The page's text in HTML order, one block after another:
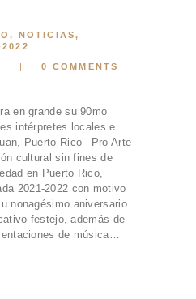
, NOTICIAS,
0 COMMENTS
en grande su 90mo
intérpretes locales e
Puerto Rico –Pro Arte
cultural sin fines de
en Puerto Rico,
2021-2022 con motivo
nonagésimo aniversario.
festejo, además de
de música…